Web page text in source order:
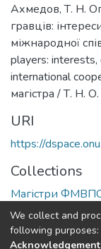
Ахмедов, Т. Н.
гравців:
міжнародної
players:
international
магістра / Т. Н.
URI
https://
Collections
Магістри
Full item
We collect and
following purposes: